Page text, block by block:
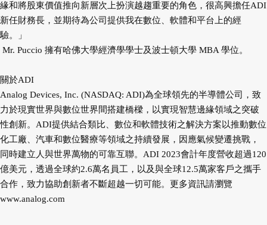
緣和將股東價值推向新層次上扮演越趨重要的角色，很高興擔任ADI
新任財務長，並期待為公司提供我在數位、軟體和平台上的經
驗。」
Mr. Puccio 擁有哈佛大學經濟學學士及波士頓大學 MBA 學位。
關於ADI
Analog Devices, Inc. (NASDAQ: ADI)為全球領先的半導體公司，致
力於現實世界與數位世界間搭建橋樑，以實現智慧邊緣領域之突破
性創新。ADI提供結合類比、數位和軟體技術之解決方案以推動數位
化工廠、汽車和數位醫療等領域之持續發展，因應氣候變遷挑戰，
同時建立人與世界萬物的可靠互聯。ADI 2023會計年度營收超過120
億美元，透過全球約2.6萬名員工，以及與全球12.5萬家客戶之攜手
合作，致力協助創新者不斷超越一切可能。更多資訊請瀏覽
www.analog.com